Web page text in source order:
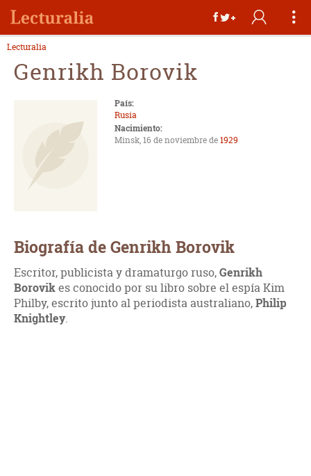
Lecturalia
Genrikh Borovik
País:
Rusia
Nacimiento:
Minsk, 16 de noviembre de1929
Biografía de Genrikh Borovik
Escritor, publicista y dramaturgo ruso,Genrikh
Borovikes conocido por su libro sobre el espía Kim
Philby, escrito junto al periodista australiano,Philip
Knightley.